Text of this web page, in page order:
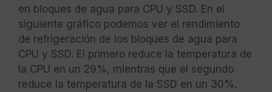
en bloques de agua para CPU y SSD. En el
siguiente gráfico podemos ver el rendimiento
de refrigeración de los bloques de agua para
CPU y SSD. El primero reduce la temperatura de
la CPU en un 29%, mientras que el segundo
reduce la temperatura de la SSD en un 30%.